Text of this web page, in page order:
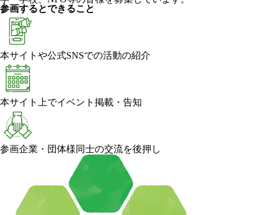
参画するとできること
本サイトや公式SNSでの活動の紹介
本サイト上でイベント掲載・告知
参画企業・団体様同士の交流を後押し